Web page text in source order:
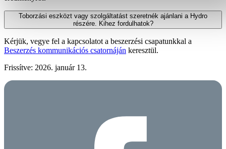
Toborzási eszközt vagy szolgáltatást szeretnék ajánlani a Hydro
részére. Kihez fordulhatok?
Kérjük, vegye fel a kapcsolatot a beszerzési csapatunkkal a
Beszerzés kommunikációs csatornáján keresztül.
Frissítve: 2026. január 13.